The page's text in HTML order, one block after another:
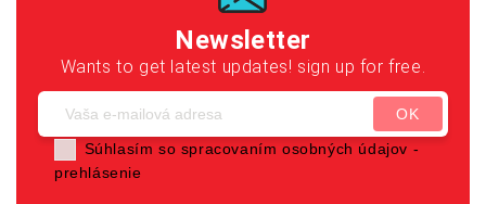
Newsletter
Wants to get latest updates! sign up for free.
Súhlasím so spracovaním osobných údajov -
prehlásenie